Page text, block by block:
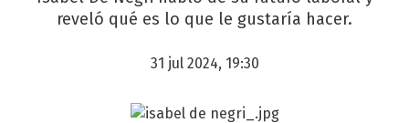
reveló qué es lo que le gustaría hacer.
31 jul 2024, 19:30